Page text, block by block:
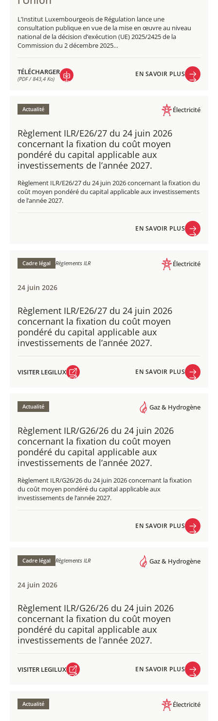
L’Institut Luxembourgeois de Régulation lance une
consultation publique en vue de la mise en œuvre au niveau
national de la décision d’exécution (UE) 2025/2425 de la
Commission du 2 décembre 2025…
TÉLÉCHARGER
(PDF / 843,4 Ko)
(PDF / 843,4 Ko)
EN SAVOIR PLUS
Actualité Électricité
Règlement ILR/E26/27 du 24 juin 2026
concernant la fixation du coût moyen
pondéré du capital applicable aux
investissements de l’année 2027.
Règlement ILR/E26/27 du 24 juin 2026 concernant la fixation du
coût moyen pondéré du capital applicable aux investissements
de l’année 2027.
EN SAVOIR PLUS
Cadre légal Règlements ILR Électricité
24 juin 2026
Règlement ILR/E26/27 du 24 juin 2026
concernant la fixation du coût moyen
pondéré du capital applicable aux
investissements de l’année 2027.
VISITER LEGILUX
EN SAVOIR PLUS
Actualité Gaz & Hydrogène
Règlement ILR/G26/26 du 24 juin 2026
concernant la fixation du coût moyen
pondéré du capital applicable aux
investissements de l’année 2027.
Règlement ILR/G26/26 du 24 juin 2026 concernant la fixation
du coût moyen pondéré du capital applicable aux
investissements de l’année 2027.
EN SAVOIR PLUS
Cadre légal Règlements ILR Gaz & Hydrogène
24 juin 2026
Règlement ILR/G26/26 du 24 juin 2026
concernant la fixation du coût moyen
pondéré du capital applicable aux
investissements de l’année 2027.
VISITER LEGILUX
EN SAVOIR PLUS
Actualité Électricité